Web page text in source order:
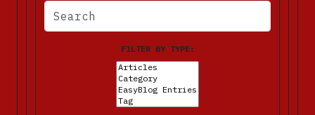
BITTE FÜLLEN SIE DIE ERFORDERLICHEN FELDER AUS.
FILTER BY TYPE: